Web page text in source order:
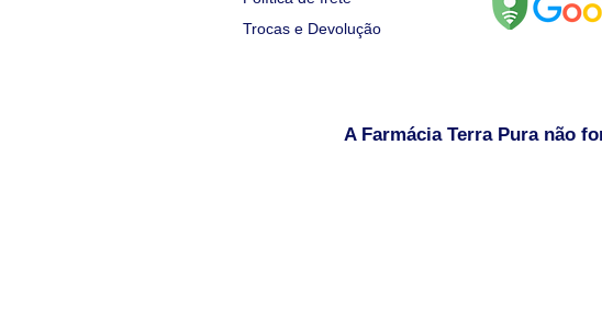
Trocas e Devolução
A Farmácia Terra Pura não